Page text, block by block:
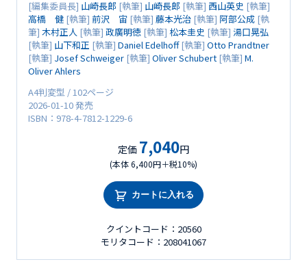
[編集委員長] 山崎長郎 [執筆] 山崎長郎 [執筆] 西山英史 [執筆]
高橋 健 [執筆] 前沢 宙 [執筆] 藤本光治 [執筆] 阿部公成 [執
筆] 木村正人 [執筆] 政廣明徳 [執筆] 松本圭史 [執筆] 湯口晃弘
[執筆] 山下和正 [執筆] Daniel Edelhoff[執筆] Otto Prandtner
[執筆] Josef Schweiger [執筆] Oliver Schubert [執筆] M.
Oliver Ahlers
A4判変型 / 102ページ
2026-01-10 発売
ISBN：978-4-7812-1229-6
定価 7,040円
(本体 6,400円＋税10%)
カートに入れる
クイントコード：20560
モリタコード：208041067